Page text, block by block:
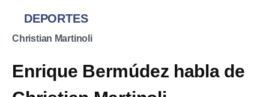
DEPORTES
Christian Martinoli
Enrique Bermúdez habla de